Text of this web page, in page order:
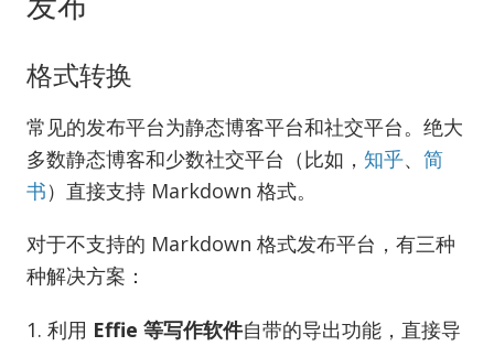
格式转换
常见的发布平台为静态博客平台和社交平台。绝大
多数静态博客和少数社交平台（比如， 知乎、 简
书）直接支持 Markdown 格式。
对于不支持的 Markdown 格式发布平台，有三种
种解决方案：
1. 利用 Effie 等写作软件自带的导出功能，直接导